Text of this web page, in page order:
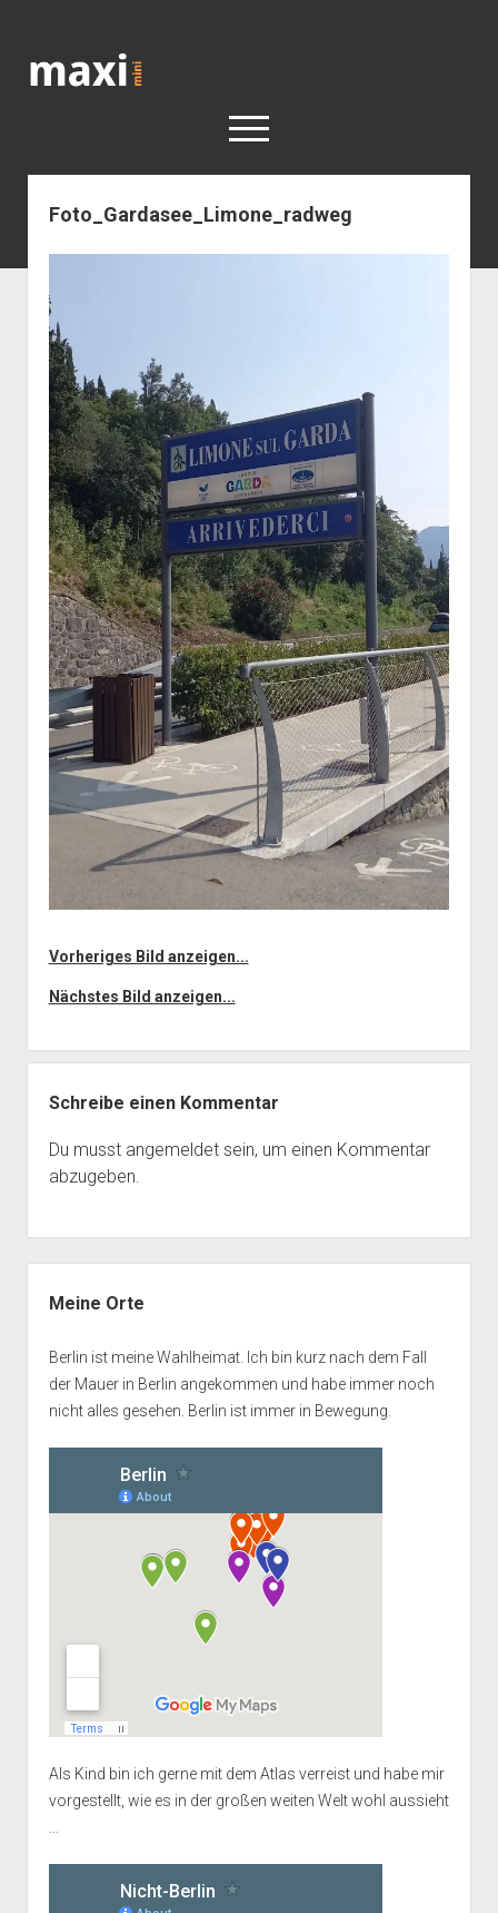
open
< work
Berlin
menu
Geschichte der Stadt Berlin
Impressum
Foto_Gardasee_Limone_radweg
Vorheriges Bild anzeigen...
Nächstes Bild anzeigen...
Schreibe einen Kommentar
Du musst angemeldetsein, um einen Kommentar
abzugeben.
Meine Orte
Berlin ist meine Wahlheimat. Ich bin kurz nach dem Fall
der Mauer in Berlin angekommen und habe immer noch
nicht alles gesehen. Berlin ist immer in Bewegung.
Als Kind bin ich gerne mit dem Atlas verreist und habe mir
vorgestellt, wie es in der großen weiten Welt wohl aussieht